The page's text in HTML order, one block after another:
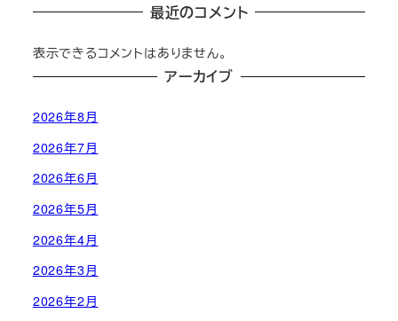
最近のコメント
表示できるコメントはありません。
アーカイブ
2026年8月
2026年7月
2026年6月
2026年5月
2026年4月
2026年3月
2026年2月